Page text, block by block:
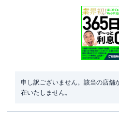
申し訳ございません。該当の店舗
在いたしません。